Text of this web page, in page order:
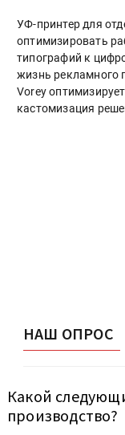
УФ-принтер для
оптимизировать
типографий к
жизнь рекламного
Vorey
кастомизация
НАШ ОПРОС
Какой
производство?